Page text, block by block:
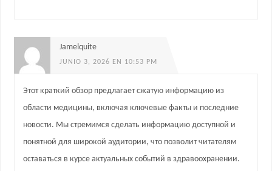
Jamelquite
JUNIO 3, 2026 EN 10:53 PM
Этот краткий обзор предлагает сжатую информацию из
области медицины, включая ключевые факты и последние
новости. Мы стремимся сделать информацию доступной и
понятной для широкой аудитории, что позволит читателям
оставаться в курсе актуальных событий в здравоохранении.